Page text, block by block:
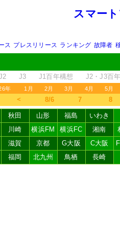
スマー
ス プレスリリース ランキング 故障者
J3 J1百年構想 J2・J3百
年 1月 2月 3月 4月 5月
＜ 8/6 7 8
秋田 山形 福島
いわき
川崎 横浜FM 横浜FC 湘南
滋賀 京都 G大阪 C大阪
福岡 北九州 鳥栖 長崎